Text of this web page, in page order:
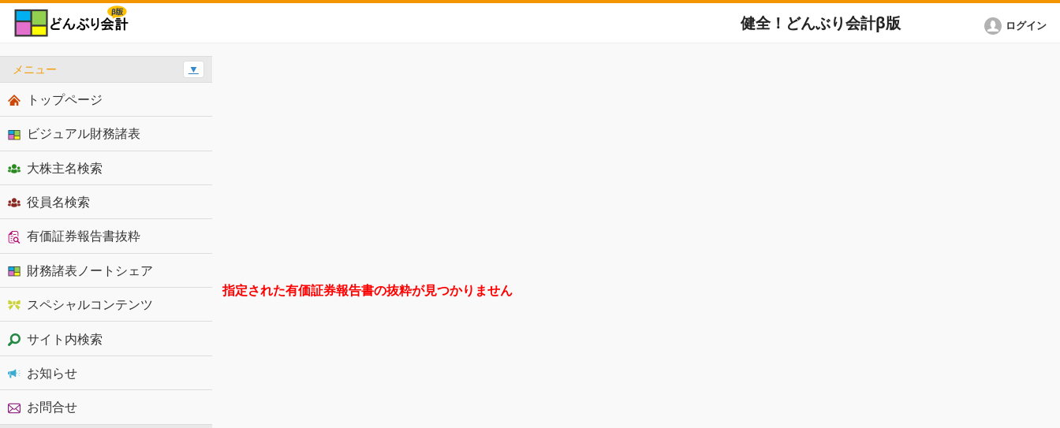
健全！どんぶり会計β版 ログイン
指定された有価証券報告書の抜粋が見つかりません
メニュー ▼
トップページ
ビジュアル財務諸表
大株主名検索
役員名検索
有価証券報告書抜粋
財務諸表ノートシェア
スペシャルコンテンツ
サイト内検索
お知らせ
お問合せ